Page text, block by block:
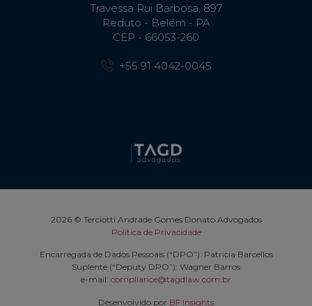
Travessa Rui Barbosa, 897
Reduto - Belém - PA
CEP - 66053-260
+55 91 4042-0045
2026 © Terciotti Andrade Gomes Donato Advogados
Política de Privacidade
Encarregada de Dados Pessoais (“DPO”): Patricia Barcellos
Suplente (“Deputy DPO”): Wagner Barros
e-mail: compliance@tagdlaw.com.br
Desenvolvido por BF Insights